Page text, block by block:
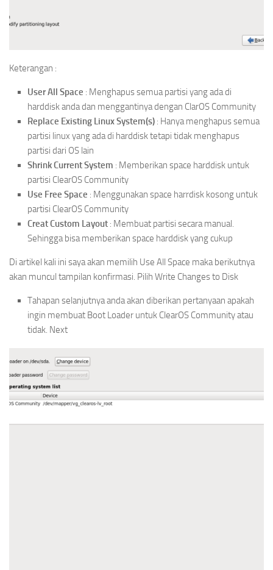
Keterangan :
User All Space : Menghapus semua partisi yang ada di
harddisk anda dan menggantinya dengan ClarOS Community
Replace Existing Linux System(s) : Hanya menghapus semua
partisi linux yang ada di harddisk tetapi tidak menghapus
partisi dari OS lain
Shrink Current System : Memberikan space harddisk untuk
partisi ClearOS Community
Use Free Space : Menggunakan space harrdisk kosong untuk
partisi ClearOS Community
Creat Custom Layout : Membuat partisi secara manual.
Sehingga bisa memberikan space harddisk yang cukup
Di artikel kali ini saya akan memilih Use All Space maka berikutnya
akan muncul tampilan konfirmasi. Pilih Write Changes to Disk
Tahapan selanjutnya anda akan diberikan pertanyaan apakah
ingin membuat Boot Loader untuk ClearOS Community atau
tidak. Next